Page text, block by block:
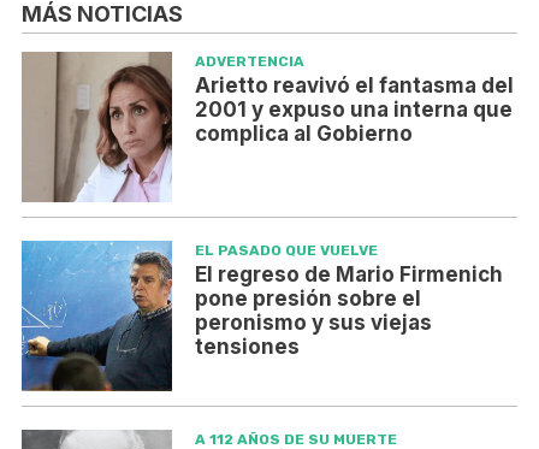
MÁS NOTICIAS
ADVERTENCIA
Arietto reavivó el fantasma del
2001 y expuso una interna que
complica al Gobierno
EL PASADO QUE VUELVE
El regreso de Mario Firmenich
pone presión sobre el
peronismo y sus viejas
tensiones
A 112 AÑOS DE SU MUERTE